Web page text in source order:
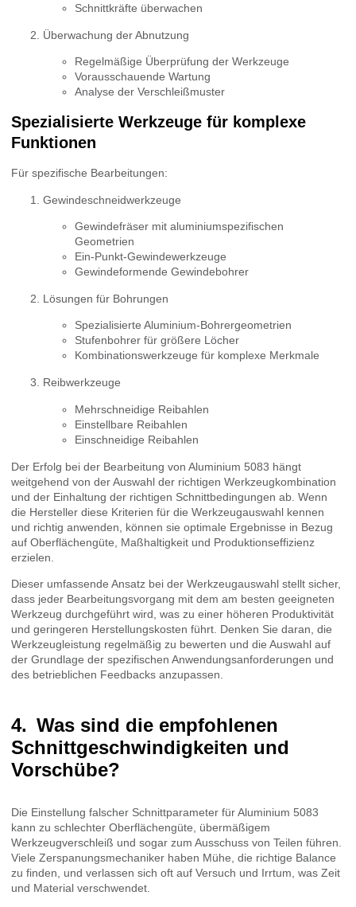
Schnittkräfte überwachen
Überwachung der Abnutzung
Regelmäßige Überprüfung der Werkzeuge
Vorausschauende Wartung
Analyse der Verschleißmuster
Spezialisierte Werkzeuge für komplexe
Funktionen
Für spezifische Bearbeitungen:
Gewindeschneidwerkzeuge
Gewindefräser mit aluminiumspezifischen
Geometrien
Ein-Punkt-Gewindewerkzeuge
Gewindeformende Gewindebohrer
Lösungen für Bohrungen
Spezialisierte Aluminium-Bohrergeometrien
Stufenbohrer für größere Löcher
Kombinationswerkzeuge für komplexe Merkmale
Reibwerkzeuge
Mehrschneidige Reibahlen
Einstellbare Reibahlen
Einschneidige Reibahlen
Der Erfolg bei der Bearbeitung von Aluminium 5083 hängt
weitgehend von der Auswahl der richtigen Werkzeugkombination
und der Einhaltung der richtigen Schnittbedingungen ab. Wenn
die Hersteller diese Kriterien für die Werkzeugauswahl kennen
und richtig anwenden, können sie optimale Ergebnisse in Bezug
auf Oberflächengüte, Maßhaltigkeit und Produktionseffizienz
erzielen.
Dieser umfassende Ansatz bei der Werkzeugauswahl stellt sicher,
dass jeder Bearbeitungsvorgang mit dem am besten geeigneten
Werkzeug durchgeführt wird, was zu einer höheren Produktivität
und geringeren Herstellungskosten führt. Denken Sie daran, die
Werkzeugleistung regelmäßig zu bewerten und die Auswahl auf
der Grundlage der spezifischen Anwendungsanforderungen und
des betrieblichen Feedbacks anzupassen.
Was sind die empfohlenen
Schnittgeschwindigkeiten und
Vorschübe?
Die Einstellung falscher Schnittparameter für Aluminium 5083
kann zu schlechter Oberflächengüte, übermäßigem
Werkzeugverschleiß und sogar zum Ausschuss von Teilen führen.
Viele Zerspanungsmechaniker haben Mühe, die richtige Balance
zu finden, und verlassen sich oft auf Versuch und Irrtum, was Zeit
und Material verschwendet.